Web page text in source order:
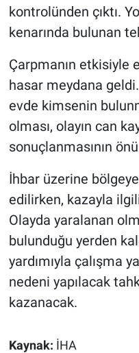
kontrolünden çıktı.
kenarında bulunan
Çarpmanın etkisiyle
hasar meydana geldi.
evde kimsenin
olması, olayın can
sonuçlanmasının
İhbar üzerine
edilirken, kazayla
Olayda yaralanan
bulunduğu yerden
yardımıyla çalışma
nedeni yapılacak
kazanacak.
Kaynak: İHA